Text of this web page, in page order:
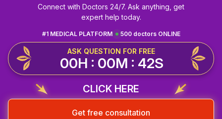
Connect with Doctors 24/7. Ask anything, get
expert help today.
500 doctors ONLINE
#1 MEDICAL PLATFORM
ASK QUESTION FOR FREE
00H : 00M : 41S
CLICK HERE
Get free consultation